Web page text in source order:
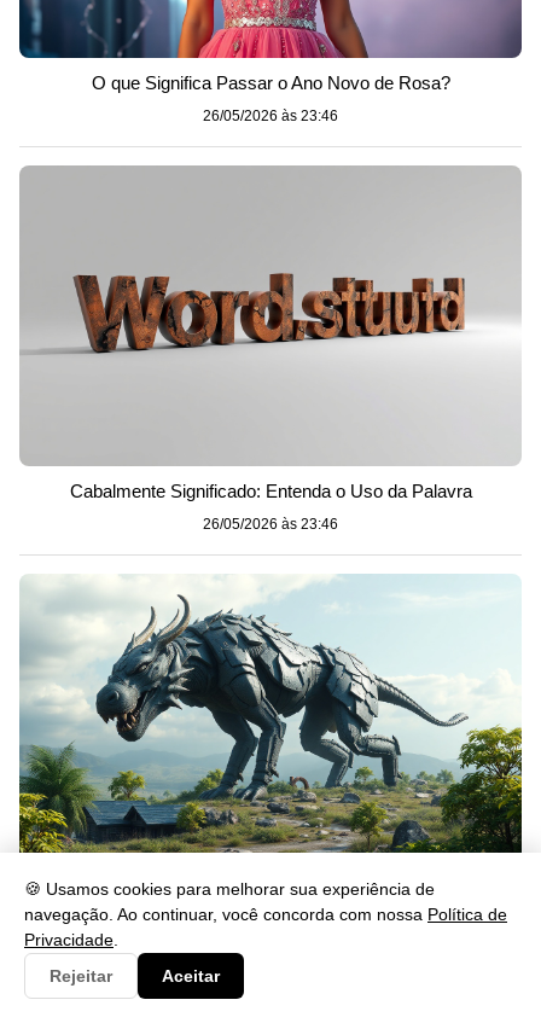
🍪 Usamos cookies para melhorar sua experiência de
navegação. Ao continuar, você concorda com nossa Política de
Privacidade
Rejeitar
Aceitar
O que Significa Passar o Ano Novo de Rosa?
26/05/2026 às 23:46
Cabalmente Significado: Entenda o Uso da Palavra
26/05/2026 às 23:46
Gerou: Significado, Uso e Exemplos na Língua Portuguesa